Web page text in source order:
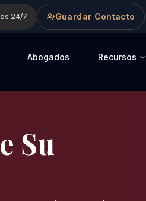
24/7 Guardar Contacto
Abogados Recursos
Su